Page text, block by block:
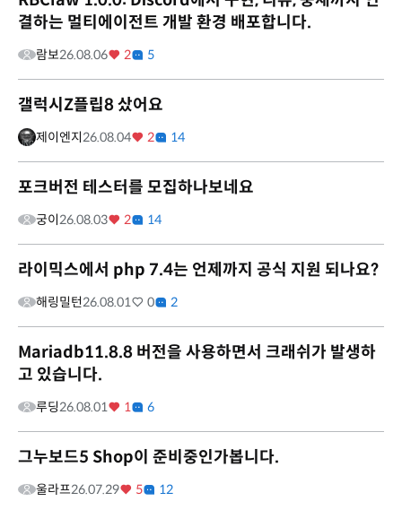
결하는 멀티에이전트 개발 환경 배포합니다.
람보26.08.06 2 5
갤럭시Z플립8 샀어요
제이엔지26.08.04 2 14
포크버전 테스터를 모집하나보네요
궁이26.08.03 2 14
라이믹스에서 php 7.4는 언제까지 공식 지원 되나요?
해링밀턴26.08.01 0 2
Mariadb11.8.8 버전을 사용하면서 크래쉬가 발생하
고 있습니다.
루딩26.08.01 1 6
그누보드5 Shop이 준비중인가봅니다.
울라프26.07.29 5 12